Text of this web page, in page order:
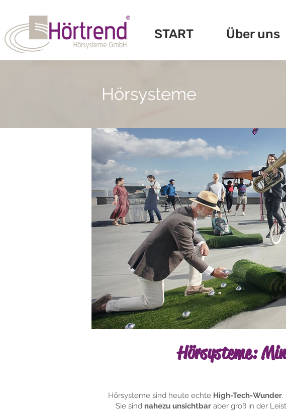
START Über uns
Hörsysteme
Hörsysteme:
Hörsysteme sind heute echte High-Tech-Wunder.
Sie sind nahezu unsichtbar aber groß in der